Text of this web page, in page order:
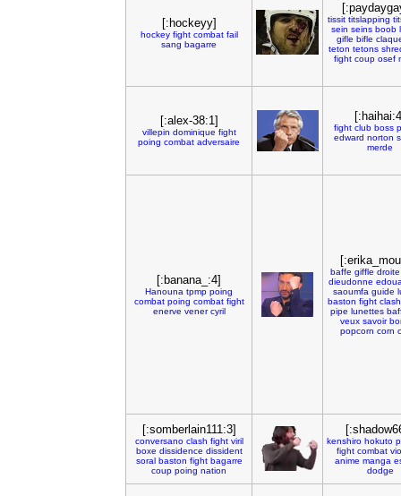
[:hockeyy]
hockey fight combat fail
sang bagarre
tissit titslapping
sein seins boob
gifle bifle
teton tetons
fight coup osef
[:alex-38:1]
villepin dominique fight
poing combat adversaire
fight club boss
edward norton
merde
[:banana_:4]
Hanouna tpmp poing
combat poing combat fight
enerve vener cyril
baffe giffle droite
dieudonne
saoumfa guide
baston fight clash
pipe lunettes
veux savoir
popcorn corn
[:somberlain111:3]
conversano clash fight viril
boxe dissidence dissident
soral baston fight bagarre
coup poing nation
kenshiro hokuto
fight combat
anime manga
dodge